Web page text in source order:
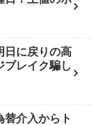
日に戻りの高
ブレイク騙し
替介入からト